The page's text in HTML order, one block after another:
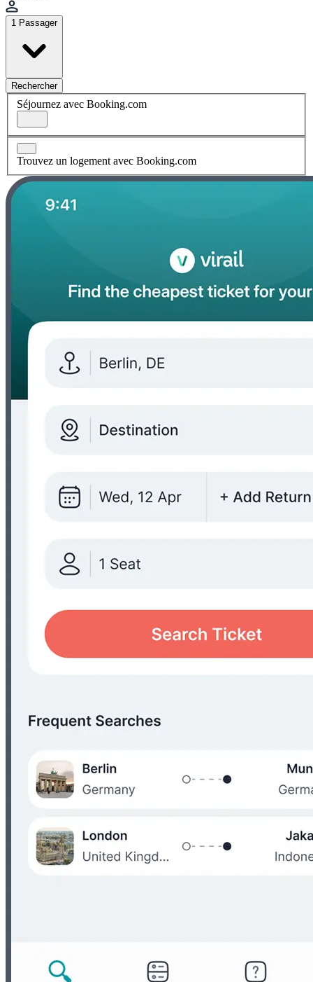
1 Passager
Rechercher
Séjournez avec Booking.com
Trouvez un logement avec Booking.com